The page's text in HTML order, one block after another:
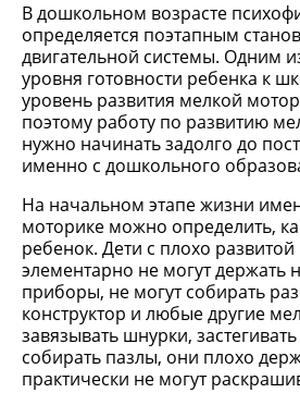
В дошкольном возрасте
определяется поэтапным
двигательной системы. Одним
уровня готовности ребенка к
уровень развития мелкой
поэтому работу по развитию
нужно начинать задолго до
именно с дошкольного
На начальном этапе жизни
моторике можно определить,
ребенок. Дети с плохо
элементарно не могут держать
приборы, не могут собирать
конструктор и любые другие
завязывать шнурки,
собирать пазлы, они плохо
практически не могут